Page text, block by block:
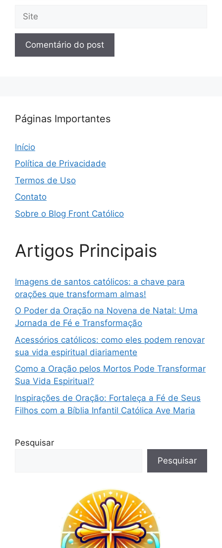
Páginas Importantes
Início
Política de Privacidade
Termos de Uso
Contato
Sobre o Blog Front Católico
Artigos Principais
Imagens de santos católicos: a chave para
orações que transformam almas!
O Poder da Oração na Novena de Natal: Uma
Jornada de Fé e Transformação
Acessórios católicos: como eles podem renovar
sua vida espiritual diariamente
Como a Oração pelos Mortos Pode Transformar
Sua Vida Espiritual?
Inspirações de Oração: Fortaleça a Fé de Seus
Filhos com a Bíblia Infantil Católica Ave Maria
Pesquisar
Pesquisar